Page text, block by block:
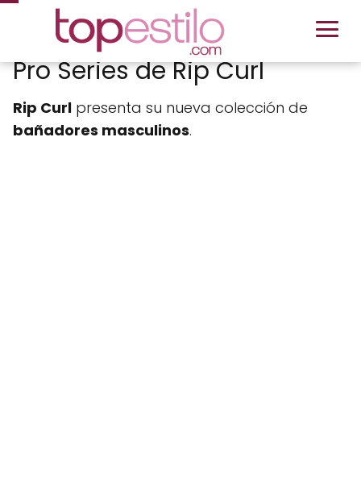
Pro Series de Rip Curl
Rip Curl presenta su nueva colección de
bañadores masculinos.